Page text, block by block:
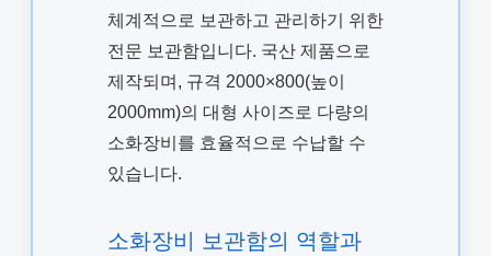
체계적으로 보관하고 관리하기 위한
전문 보관함입니다. 국산 제품으로
제작되며, 규격 2000×800(높이
2000mm)의 대형 사이즈로 다량의
소화장비를 효율적으로 수납할 수
있습니다.
소화장비 보관함의 역할과